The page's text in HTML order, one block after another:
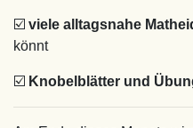
☑️ viele alltagsnahe
könnt
☑️ Knobelblätter und